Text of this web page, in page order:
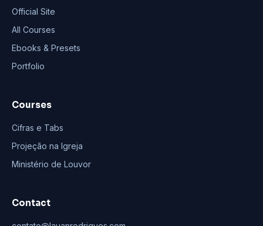
Official Site
All Courses
Ebooks & Presets
Portfolio
Courses
Cifras e Tabs
Projeção na Igreja
Ministério de Louvor
Contact